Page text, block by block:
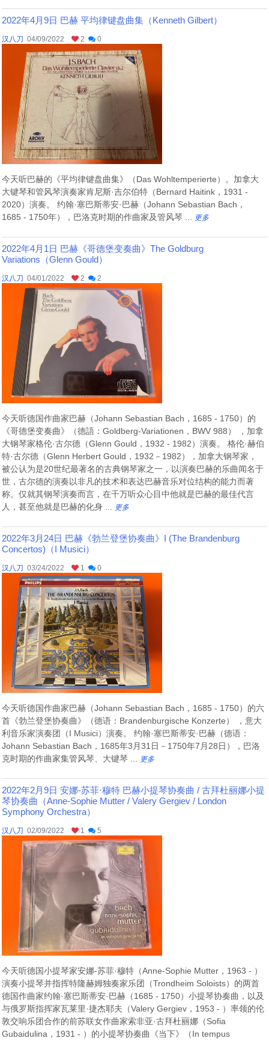
2022年4月9日 巴赫 平均律键盘曲集（Kenneth Gilbert）
汉八刀 04/09/2022 2 0
今天听巴赫的《平均律键盘曲集》（Das Wohltemperierte）。加拿大
大键琴和管风琴演奏家肯尼斯·吉尔伯特（Bernard Haitink，1931 -
2020）演奏。 约翰·塞巴斯蒂安·巴赫（Johann Sebastian Bach，
1685 - 1750年），巴洛克时期的作曲家及管风琴 ...
更多
2022年4月1日 巴赫《哥德堡变奏曲》The Goldburg
Variations（Glenn Gould）
汉八刀 04/01/2022 2 2
今天听德国作曲家巴赫（Johann Sebastian Bach，1685 - 1750）的
《哥德堡变奏曲》（德語：Goldberg-Variationen，BWV 988） ，加拿
大钢琴家格伦·古尔德（Glenn Gould，1932 - 1982）演奏。 格伦·赫伯
特·古尔德（Glenn Herbert Gould，1932－1982），加拿大钢琴家，
被公认为是20世纪最著名的古典钢琴家之一，以演奏巴赫的乐曲闻名于
世，古尔德的演奏以非凡的技术和表达巴赫音乐对位结构的能力而著
称。仅就其钢琴演奏而言，在千万听众心目中他就是巴赫的最佳代言
人，甚至他就是巴赫的化身 ...
更多
2022年3月24日 巴赫《勃兰登堡协奏曲》I (The Brandenburg
Concertos)（I Musici）
汉八刀 03/24/2022 1 0
今天听德国作曲家巴赫（Johann Sebastian Bach，1685 - 1750）的六
首《勃兰登堡协奏曲》（德语：Brandenburgische Konzerte） ，意大
利音乐家演奏团（I Musici）演奏。 约翰·塞巴斯蒂安·巴赫（德语：
Johann Sebastian Bach，1685年3月31日－1750年7月28日），巴洛
克时期的作曲家集管风琴、大键琴 ...
更多
2022年2月9日 安娜-苏菲·穆特 巴赫小提琴协奏曲 / 古拜杜丽娜小提
琴协奏曲（Anne-Sophie Mutter / Valery Gergiev / London
Symphony Orchestra）
汉八刀 02/09/2022 1 5
今天听德国小提琴家安娜-苏菲·穆特（Anne-Sophie Mutter，1963 - ）
演奏小提琴并指挥特隆赫姆独奏家乐团（Trondheim Soloists）的两首
德国作曲家约翰·塞巴斯蒂安·巴赫（1685 - 1750）小提琴协奏曲，以及
与俄罗斯指挥家瓦莱里·捷杰耶夫（Valery Gergiev，1953 - ）率领的伦
敦交响乐团合作的前苏联女作曲家索非亚·古拜杜丽娜（Sofia
Gubaidulina，1931 - ）的小提琴协奏曲《当下》（In tempus